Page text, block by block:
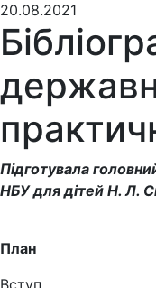
20.08.2021
Підготувала
НБУ для дітей Н. Л.
План
Вступ